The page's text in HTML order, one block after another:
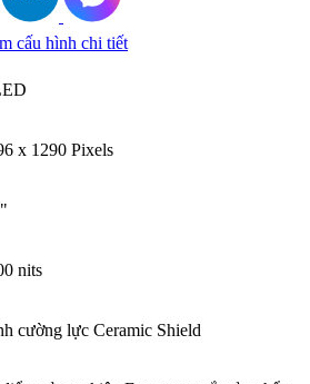
cấu hình chi tiết
x 1290 Pixels
nits
cường lực Ceramic Shield